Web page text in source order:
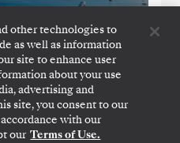
other technologies to
as well as information
site to enhance user
about your use
advertising and
site, you consent to our
with our
our Terms of Use.